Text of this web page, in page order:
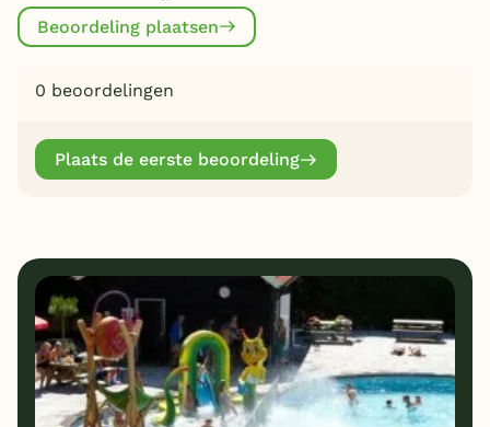
Beoordeling plaatsen
0 beoordelingen
Plaats de eerste beoordeling